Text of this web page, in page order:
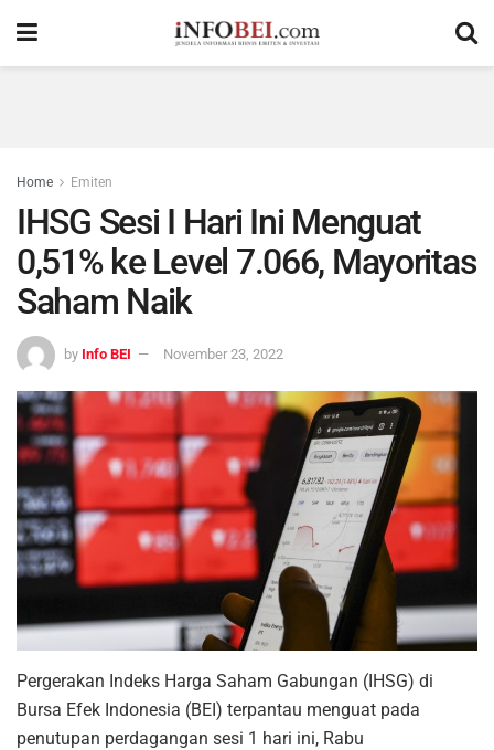
Home Emiten
IHSG Sesi I Hari Ini Menguat
0,51% ke Level 7.066, Mayoritas
Saham Naik
by Info BEI November 23, 2022
Pergerakan Indeks Harga Saham Gabungan (IHSG) di
Bursa Efek Indonesia (BEI) terpantau menguat pada
penutupan perdagangan sesi 1 hari ini, Rabu